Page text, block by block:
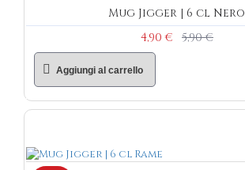
Mug Jigger | 6 cl Nero
4,90 €
5,90 €
Aggiungi al carrello